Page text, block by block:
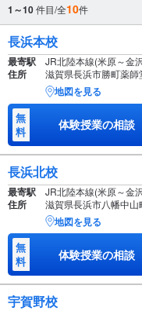
1～10件目/全10件
長浜本校
最寄駅 JR北陸本線(米原～金
住所 滋賀県長浜市勝町薬師
地図を見る
無
料
体験授業の相談
長浜北校
最寄駅 JR北陸本線(米原～金
住所 滋賀県長浜市八幡中山
地図を見る
無
料
体験授業の相談
宇賀野校